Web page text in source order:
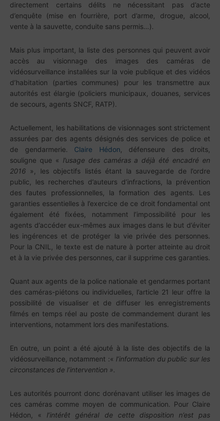
directement certains délits ne nécessitant pas d’acte
d’enquête (mise en fourrière, port d’arme, drogue, alcool,
vente à la sauvette, conduite sans permis…).
Mais plus important, la liste des personnes qui peuvent avoir
accès au visionnage des images des caméras de
vidéosurveillance installées sur la voie publique et des vidéos
d’habitation (parties communes) pour les transmettre aux
autorités est élargie (policiers municipaux, douanes, services
de secours, agents SNCF, RATP).
Actuellement, les habilitations de visionnages sont strictement
assurées par des agents désignés des services de police et
de gendarmerie. Claire Hédon , défenseure des droits,
souligne que « l’usage des caméras a déjà été encadré en
2016 », les objectifs listés étant la sauvegarde de l’ordre
public, les recherches d’auteurs d’infractions, la prévention
des fautes professionnelles, la formation des agents. Les
garanties essentielles à l’exercice de ce droit fondamental ont
également été fixées, notamment l’impossibilité pour les
agents d’accéder eux-mêmes aux images dans le but d’éviter
les ingérences et de protéger la vie privée des personnes.
Pour la CNIL, le texte est de nature à porter atteinte au droit
et à la vie privée des personnes, car il supprime ces garanties.
Quant aux agents de la police nationale et gendarmes portant
des caméras-piétons ou individuelles, l’article 21 leur offre la
possibilité de visualiser et de diffuser les enregistrements
filmés en temps réel au poste de commandement durant les
interventions, notamment lors des manifestations.
En outre, un point a été ajouté à la liste des objectifs de la
vidéosurveillance, notamment :« l’information du public sur les
circonstances de l’intervention ».
Les autorités pourront donc dorénavant utiliser les images de
ces caméras comme moyen de communication. Pour Claire
Hédon, «
l’intérêt général de cette disposition n’est pas